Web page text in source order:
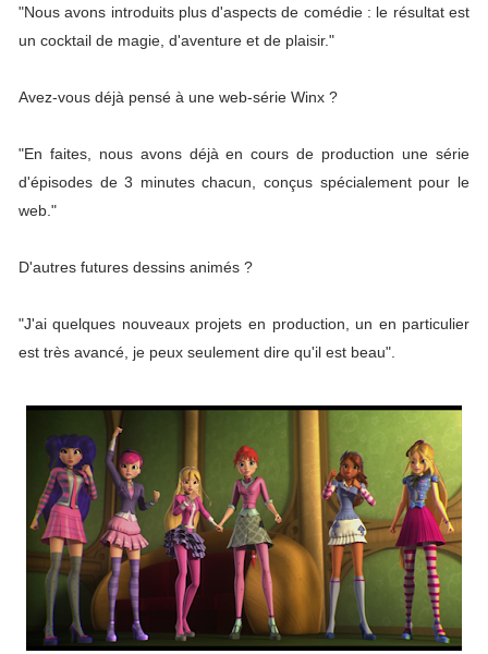
"Nous avons introduits plus d'aspects de comédie : le résultat est
un cocktail de magie, d'aventure et de plaisir."
Avez-vous déjà pensé à une web-série Winx ?
"En faites, nous avons déjà en cours de production une série
d'épisodes de 3 minutes chacun, conçus spécialement pour le
web."
D'autres futures dessins animés ?
"J'ai quelques nouveaux projets en production, un en particulier
est très avancé, je peux seulement dire qu'il est beau".